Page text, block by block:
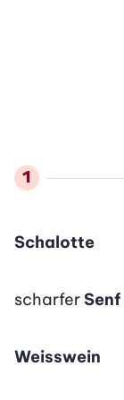
Schalotte
scharferSenf
Weisswein